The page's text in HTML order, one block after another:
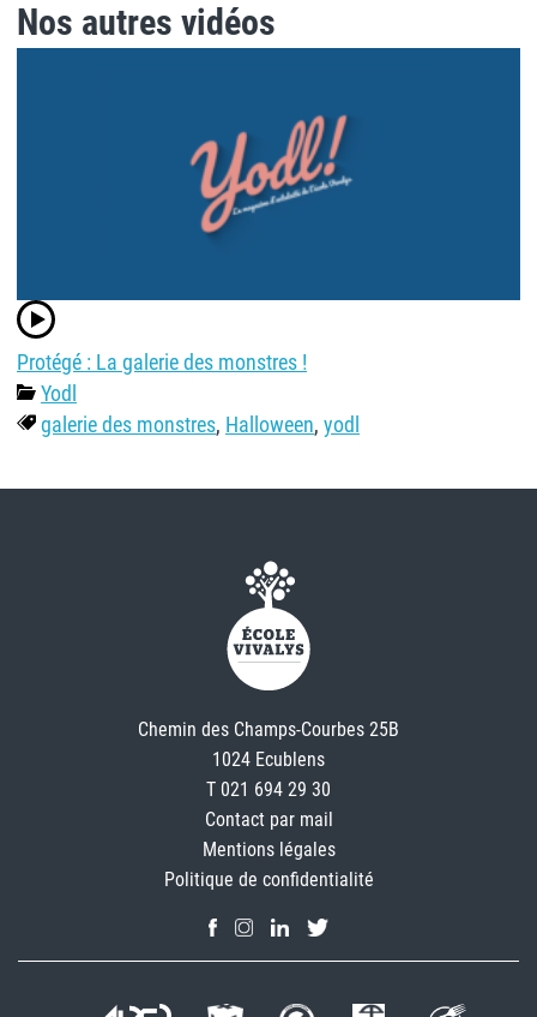
Protégé : La galerie des monstres !
Yodl
galerie des monstres, Halloween, yodl
Chemin des Champs-Courbes 25B
1024 Ecublens
T 021 694 29 30
Contact par mail
Mentions légales
Politique de confidentialité